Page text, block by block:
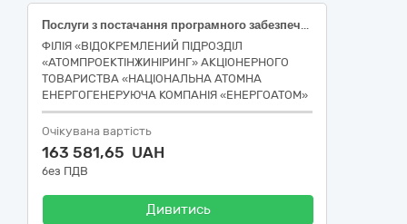
Послуги з постачання програмного забезпечення Archicad Collaborate (2 ліцензії)
ФІЛІЯ «ВІДОКРЕМЛЕНИЙ ПІДРОЗДІЛ
«АТОМПРОЕКТІНЖИНІРИНГ» АКЦІОНЕРНОГО
ТОВАРИСТВА «НАЦІОНАЛЬНА АТОМНА
ЕНЕРГОГЕНЕРУЮЧА КОМПАНІЯ «ЕНЕРГОАТОМ»
Очікувана вартість
163 581,65 UAH
без ПДВ
Дивитись